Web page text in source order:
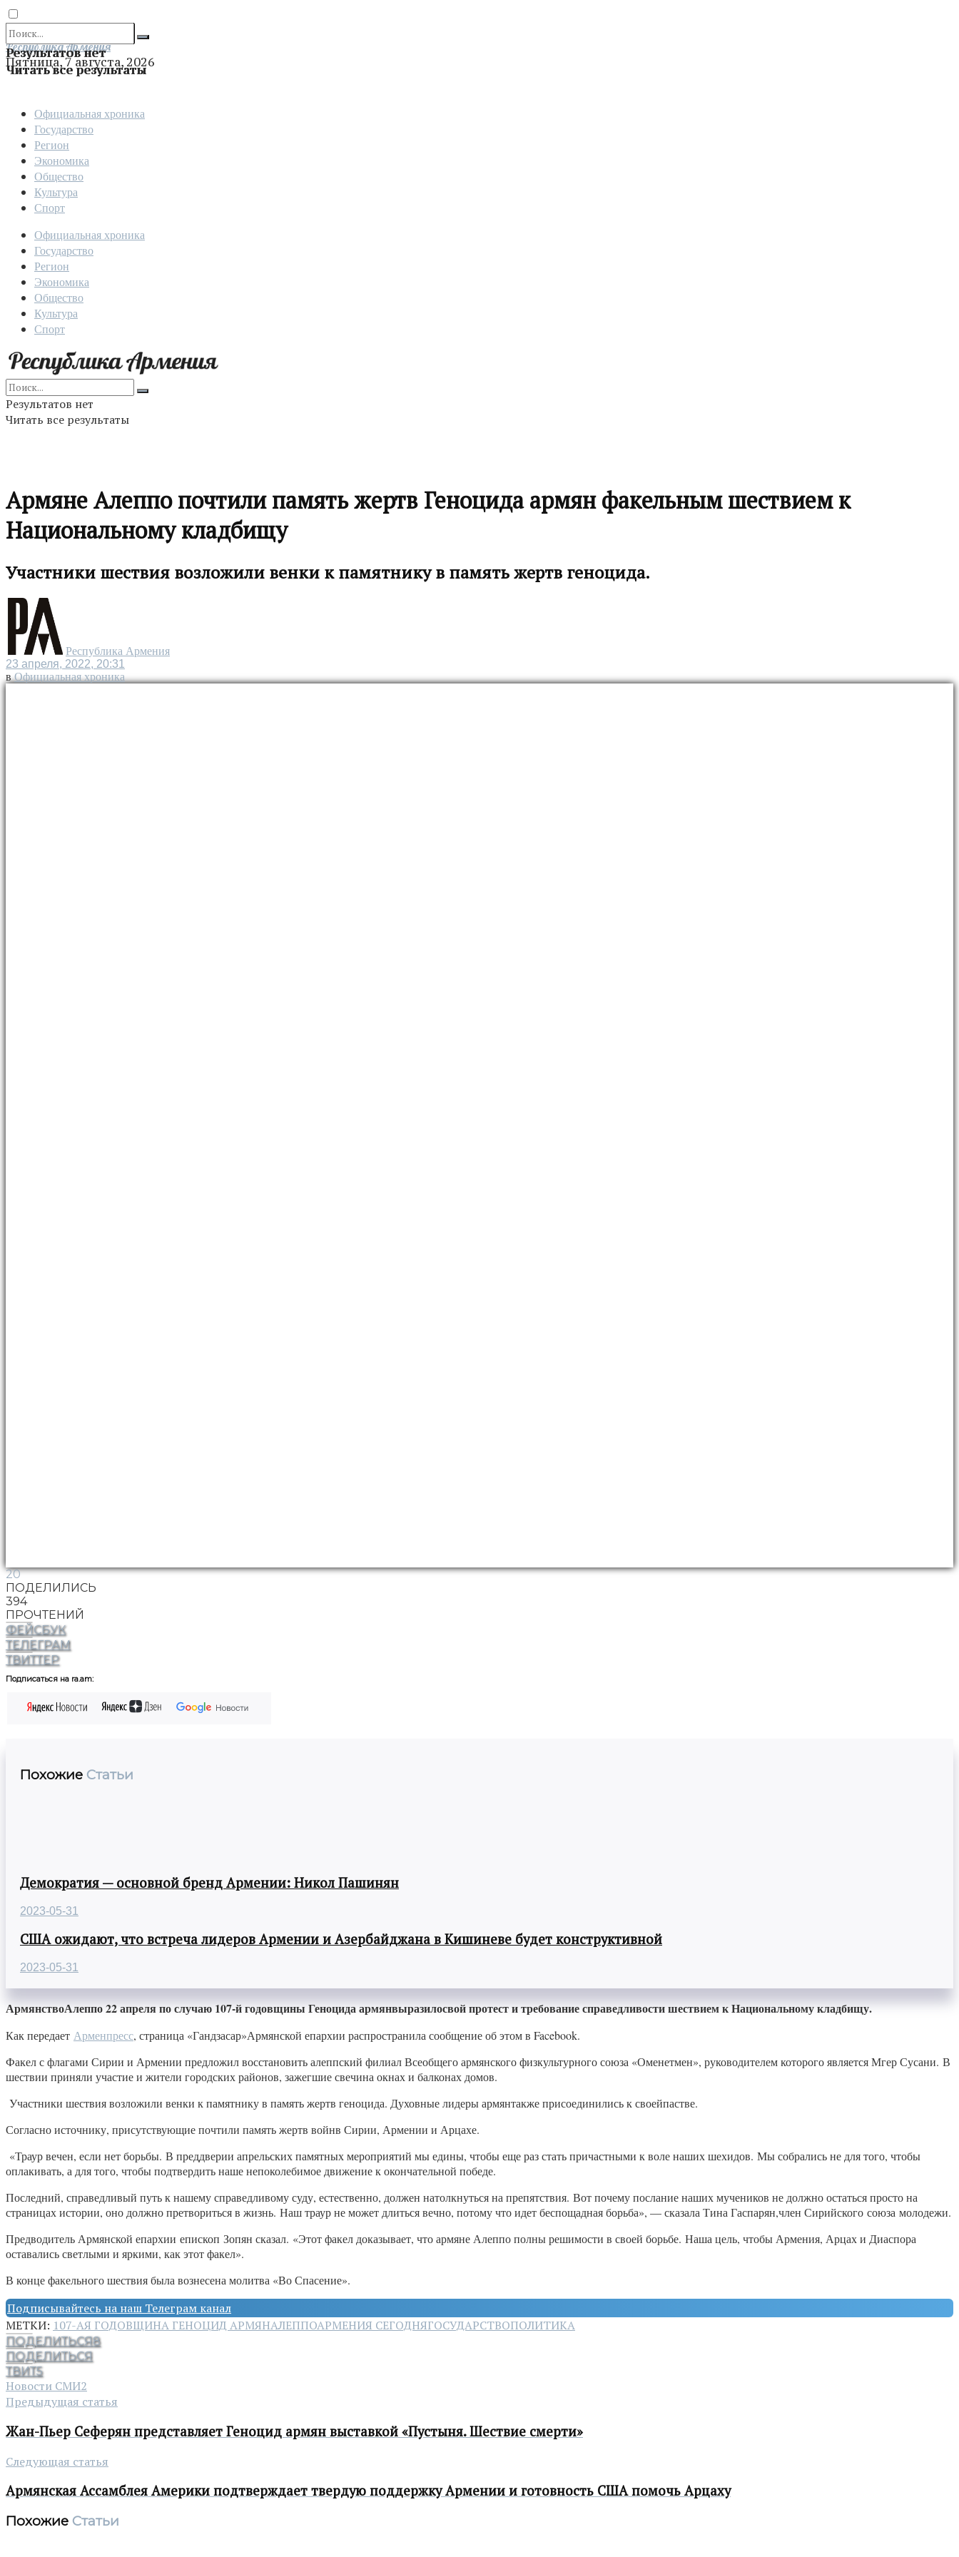
Результатов нет
Читать все результаты
Отправить
Республика Армения
Пятница, 7 августа, 2026
Официальная хроника
Государство
Регион
Экономика
Общество
Культура
Спорт
Официальная хроника
Государство
Регион
Экономика
Общество
Культура
Спорт
Результатов нет
Читать все результаты
Армяне Алеппо почтили память жертв Геноцида армян факельным шествием к
Национальному кладбищу
Участники шествия возложили венки к памятнику в память жертв геноцида.
Республика Армения
23 апреля, 2022, 20:31
в Официальная хроника
20
ПОДЕЛИЛИСЬ
394
ПРОЧТЕНИЙ
ФЕЙСБУК
ТЕЛЕГРАМ
ТВИТТЕР
Подписаться на ra.am:
Похожие Статьи
Демократия — основной бренд Армении: Никол Пашинян
2023-05-31
США ожидают, что встреча лидеров Армении и Азербайджана в Кишиневе будет конструктивной
2023-05-31
АрмянствоАлеппо 22 апреля по случаю 107-й годовщины Геноцида армянвыразилосвой протест и требование справедливости шествием к Национальному кладбищу.
Как передает Арменпресс, страница «Гандзасар»Армянской епархии распространила сообщение об этом в Facebook.
Факел с флагами Сирии и Армении предложил восстановить алеппский филиал Всеобщего армянского физкультурного союза «Оменетмен», руководителем которого является Мгер Сусани. В
шествии приняли участие и жители городских районов, зажегшие свечина окнах и балконах домов.
Участники шествия возложили венки к памятнику в память жертв геноцида. Духовные лидеры армянтакже присоединились к своейпастве.
Согласно источнику, присутствующие почтили память жертв войнв Сирии, Армении и Арцахе.
«Траур вечен, если нет борьбы. В преддверии апрельских памятных мероприятий мы едины, чтобы еще раз стать причастными к воле наших шехидов. Мы собрались не для того, чтобы
оплакивать, а для того, чтобы подтвердить наше непоколебимое движение к окончательной победе.
Последний, справедливый путь к нашему справедливому суду, естественно, должен натолкнуться на препятствия. Вот почему послание наших мучеников не должно остаться просто на
страницах истории, оно должно претвориться в жизнь. Наш траур не может длиться вечно, потому что идет беспощадная борьба», — сказала Тина Гаспарян,член Сирийского союза молодежи.
Предводитель Армянской епархии епископ Зопян сказал. «Этот факел доказывает, что армяне Алеппо полны решимости в своей борьбе. Наша цель, чтобы Армения, Арцах и Диаспора
оставались светлыми и яркими, как этот факел».
В конце факельного шествия была вознесена молитва «Во Спасение».
Подписывайтесь на наш Телеграм канал
МЕТКИ: 107-АЯ ГОДОВЩИНА ГЕНОЦИД АРМЯНАЛЕППОАРМЕНИЯ СЕГОДНЯГОСУДАРСТВОПОЛИТИКА
ПОДЕЛИТЬСЯ8
ПОДЕЛИТЬСЯ
ТВИТ5
Новости СМИ2
Предыдущая статья
Жан-Пьер Сеферян представляет Геноцид армян выставкой «Пустыня. Шествие смерти»
Следующая статья
Армянская Ассамблея Америки подтверждает твердую поддержку Армении и готовность США помочь Арцаху
Похожие Статьи